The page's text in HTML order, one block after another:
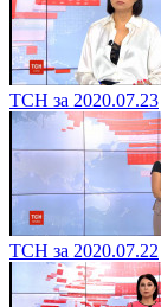
ТСН за 2020.07.23
ТСН за 2020.07.22